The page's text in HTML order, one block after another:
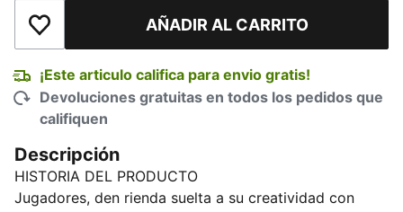
Añadir a la lista de deseosAÑADIR AL CARRITO
¡Este articulo califica para envio gratis!
Devoluciones gratuitas en todos los pedidos que
califiquen
Descripción
HISTORIA DEL PRODUCTO
Jugadores, den rienda suelta a su creatividad con